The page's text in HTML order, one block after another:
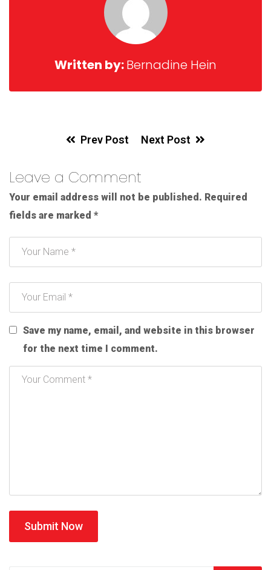
Written by:Bernadine Hein
Prev Post Next Post
Leave a Comment
Your email address will not be published. Required
fields are marked *
Save my name, email, and website in this browser
for the next time I comment.
Submit Now